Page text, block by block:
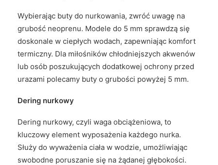
Wybierając buty do nurkowania, zwróć uwagę na
grubość neoprenu. Modele do 5 mm sprawdzą się
doskonale w ciepłych wodach, zapewniając komfort
termiczny. Dla miłośników chłodniejszych akwenów
lub osób poszukujących dodatkowej ochrony przed
urazami polecamy buty o grubości powyżej 5 mm.
Dering nurkowy
Dering nurkowy, czyli waga obciążeniowa, to
kluczowy element wyposażenia każdego nurka.
Służy do wyważenia ciała w wodzie, umożliwiając
swobodne poruszanie się na żądanej głębokości.